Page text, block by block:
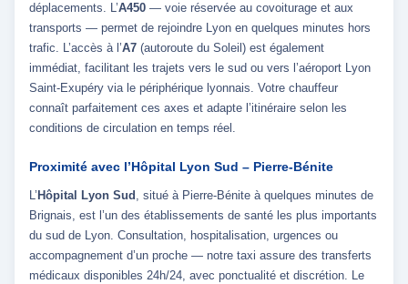
déplacements. L’A450 — voie réservée au covoiturage et aux
transports — permet de rejoindre Lyon en quelques minutes hors
trafic. L’accès à l’A7 (autoroute du Soleil) est également
immédiat, facilitant les trajets vers le sud ou vers l’aéroport Lyon
Saint-Exupéry via le périphérique lyonnais. Votre chauffeur
connaît parfaitement ces axes et adapte l’itinéraire selon les
conditions de circulation en temps réel.
Proximité avec l’Hôpital Lyon Sud – Pierre-Bénite
L’ Hôpital Lyon Sud , situé à Pierre-Bénite à quelques minutes de
Brignais, est l’un des établissements de santé les plus importants
du sud de Lyon. Consultation, hospitalisation, urgences ou
accompagnement d’un proche — notre taxi assure des transferts
médicaux disponibles 24h/24, avec ponctualité et discrétion. Le